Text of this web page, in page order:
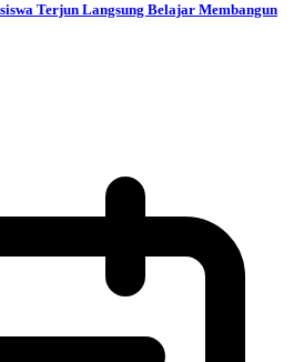
Terjun Langsung Belajar Membangun